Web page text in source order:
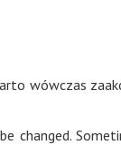
wówczas
changed.